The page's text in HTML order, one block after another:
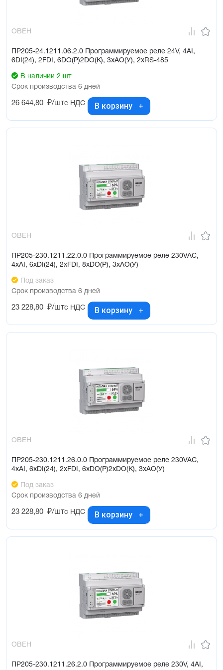
2 модификации по питанию: ~/=24В и ~230В
Работа в неотапливаемых помещениях: -20...+55ºС
ОВЕН
ПР205-24.1211.06.2.0 Программируемое реле 24V, 4AI,
6DI(24), 2FDI, 6DO(Р)2DO(K), 3xAO(У), 2xRS-485
В наличии 2 шт
Срок производства 6 дней
26 644,80 ₽/штс НДС В корзину
ОВЕН
ПР205-230.1211.22.0.0 Программируемое реле 230VAC,
4xAI, 6xDI(24), 2xFDI, 8xDO(Р), 3xAO(У)
Под заказ
Срок производства 6 дней
23 228,80 ₽/штс НДС В корзину
ОВЕН
ПР205-230.1211.26.0.0 Программируемое реле 230VAC,
4xAI, 6xDI(24), 2xFDI, 6xDO(Р)2xDO(K), 3xAO(У)
Под заказ
Срок производства 6 дней
23 228,80 ₽/штс НДС В корзину
ОВЕН
ПР205-230.1211.26.2.0 Программируемое реле 230V, 4AI,